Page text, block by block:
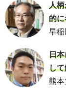
人
的
早稲
日
し
熊